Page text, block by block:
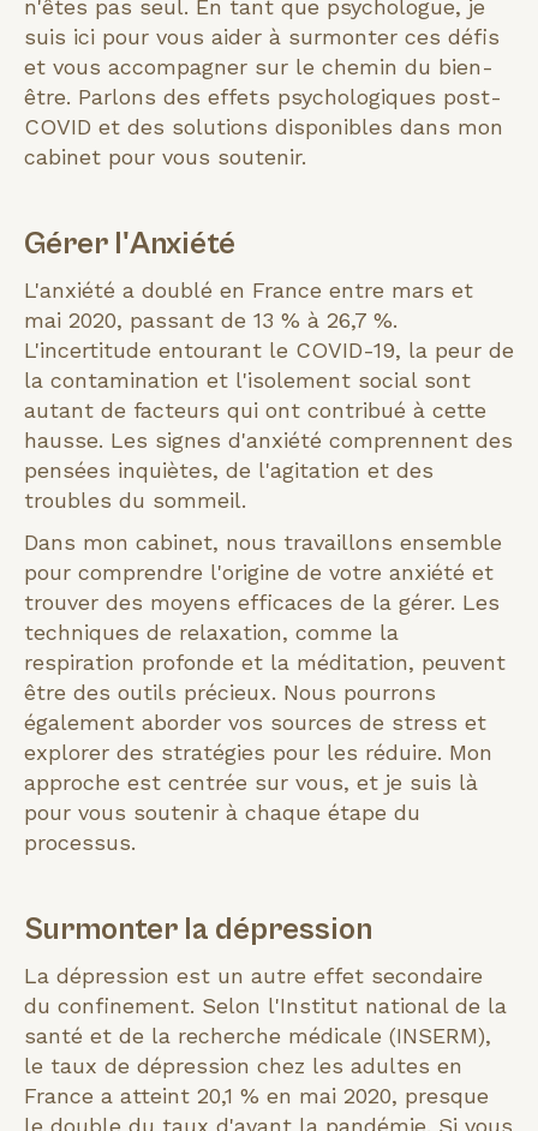
n'êtes pas seul. En tant que psychologue, je
suis ici pour vous aider à surmonter ces défis
et vous accompagner sur le chemin du bien-
être. Parlons des effets psychologiques post-
COVID et des solutions disponibles dans mon
cabinet pour vous soutenir.
Gérer l'Anxiété
L'anxiété a doublé en France entre mars et
mai 2020, passant de 13 % à 26,7 %.
L'incertitude entourant le COVID-19, la peur de
la contamination et l'isolement social sont
autant de facteurs qui ont contribué à cette
hausse. Les signes d'anxiété comprennent des
pensées inquiètes, de l'agitation et des
troubles du sommeil.
Dans mon cabinet, nous travaillons ensemble
pour comprendre l'origine de votre anxiété et
trouver des moyens efficaces de la gérer. Les
techniques de relaxation, comme la
respiration profonde et la méditation, peuvent
être des outils précieux. Nous pourrons
également aborder vos sources de stress et
explorer des stratégies pour les réduire. Mon
approche est centrée sur vous, et je suis là
pour vous soutenir à chaque étape du
processus.
Surmonter la dépression
La dépression est un autre effet secondaire
du confinement. Selon l'Institut national de la
santé et de la recherche médicale (INSERM),
le taux de dépression chez les adultes en
France a atteint 20,1 % en mai 2020, presque
le double du taux d'avant la pandémie. Si vous